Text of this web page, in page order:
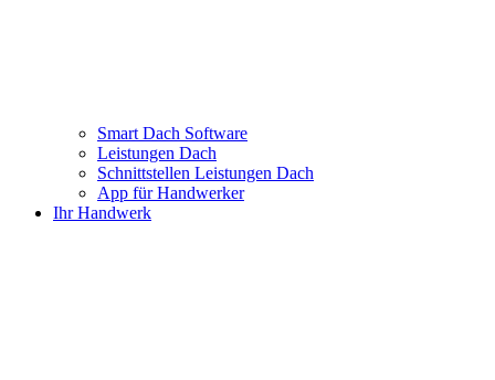
Smart Dach Software
Leistungen Dach
Schnittstellen Leistungen Dach
App für Handwerker
Ihr Handwerk